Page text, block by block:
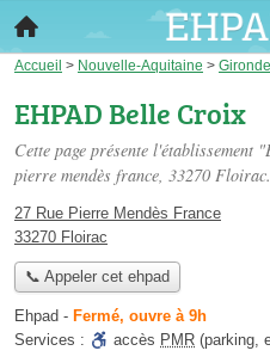
Accueil > Nouvelle-Aquitaine > Gironde
EHPAD Belle Croix
Cette page présente
pierre mendès france, 33270 Floirac.
27 Rue Pierre Mendès France
33270 Floirac
📞 Appeler cet ehpad
Ehpad - Fermé, ouvre à 9h
Services :
accès PMR (parking,